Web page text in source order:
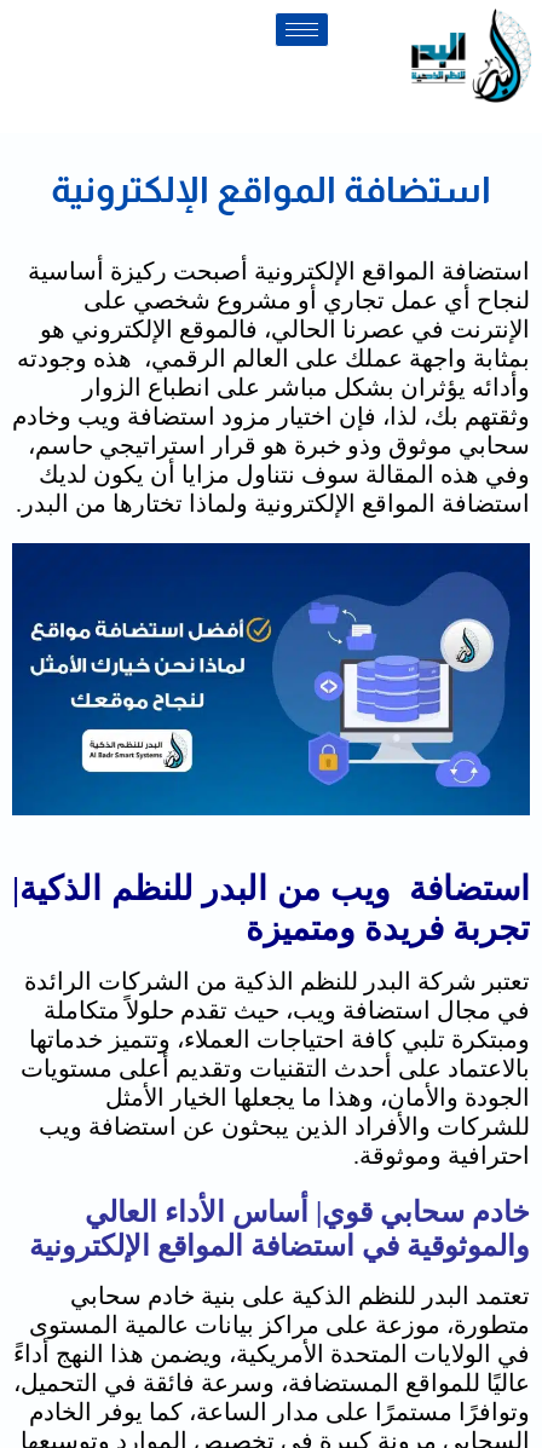
استضافة المواقع الإلكترونية
استضافة المواقع الإلكترونية أصبحت ركيزة أساسية
لنجاح أي عمل تجاري أو مشروع شخصي على
الإنترنت في عصرنا الحالي، فالموقع الإلكتروني هو
بمثابة واجهة عملك على العالم الرقمي، هذه وجودته
وأدائه يؤثران بشكل مباشر على انطباع الزوار
وثقتهم بك، لذا، فإن اختيار مزود استضافة ويب وخادم
سحابي موثوق وذو خبرة هو قرار استراتيجي حاسم،
وفي هذه المقالة سوف نتناول مزايا أن يكون لديك
استضافة المواقع الإلكترونية ولماذا تختارها من البدر.
استضافة ويب من البدر للنظم الذكية|
تجربة فريدة ومتميزة
تعتبر شركة البدر للنظم الذكية من الشركات الرائدة
في مجال استضافة ويب، حيث تقدم حلولاً متكاملة
ومبتكرة تلبي كافة احتياجات العملاء، وتتميز خدماتها
بالاعتماد على أحدث التقنيات وتقديم أعلى مستويات
الجودة والأمان، وهذا ما يجعلها الخيار الأمثل
للشركات والأفراد الذين يبحثون عن استضافة ويب
احترافية وموثوقة.
خادم سحابي قوي| أساس الأداء العالي
والموثوقية في استضافة المواقع الإلكترونية
تعتمد البدر للنظم الذكية على بنية خادم سحابي
متطورة، موزعة على مراكز بيانات عالمية المستوى
في الولايات المتحدة الأمريكية، ويضمن هذا النهج أداءً
عاليًا للمواقع المستضافة، وسرعة فائقة في التحميل،
وتوافرًا مستمرًا على مدار الساعة، كما يوفر الخادم
السحابي مرونة كبيرة في تخصيص الموارد وتوسيعها